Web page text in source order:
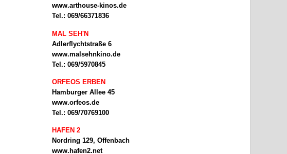
www.arthouse-kinos.de
Tel.: 069/66371836
MAL SEH'N
Adlerflychtstraße 6
www.malsehnkino.de
Tel.: 069/5970845
ORFEOS ERBEN
Hamburger Allee 45
www.orfeos.de
Tel.: 069/70769100
HAFEN 2
Nordring 129, Offenbach
www.hafen2.net